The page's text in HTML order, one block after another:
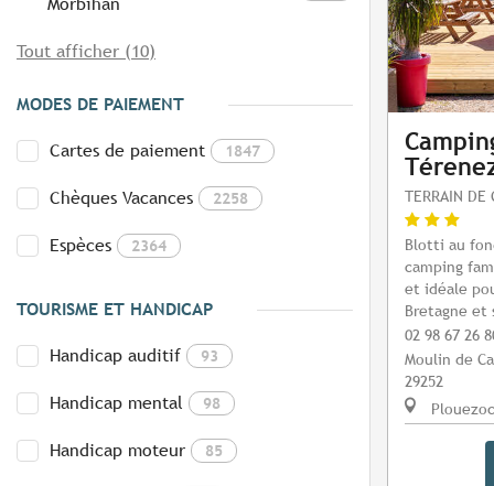
Morbihan
Tout afficher (10)
MODES DE PAIEMENT
Cartes de paiement 1847
Chèques Vacances 2258
Espèces 2364
TOURISME ET HANDICAP
Handicap auditif 93
Handicap mental 98
Handicap moteur 85
TERRAIN DE
Blotti au
camping
et idéale
Bretagne
02 98 67 26
Moulin de
29252